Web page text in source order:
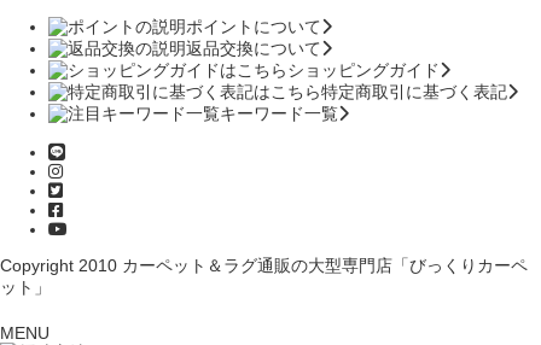
ポイントについて
返品交換について
ショッピングガイド
特定商取引に基づく表記
キーワード一覧
Copyright 2010 カーペット＆ラグ通販の大型専門店「びっくりカーペ
ット」
MENU